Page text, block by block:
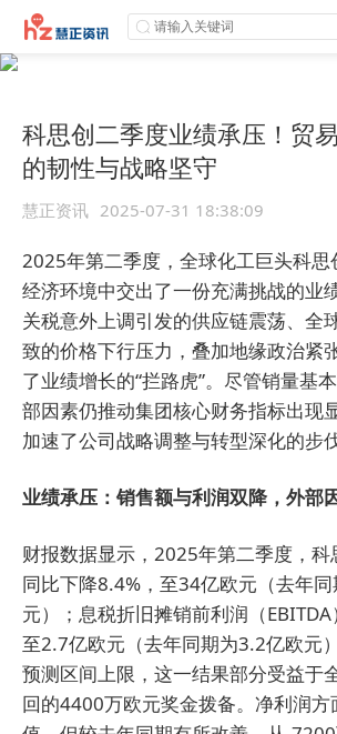
科思创二季度业绩承压！贸
的韧性与战略坚守
慧正资讯 2025-07-31 18:38:09
2025年第二季度，全球化工巨头科思
经济环境中交出了一份充满挑战的业
关税意外上调引发的供应链震荡、全
致的价格下行压力，叠加地缘政治紧
了业绩增长的“拦路虎”。尽管销量基
部因素仍推动集团核心财务指标出现
加速了公司战略调整与转型深化的步伐
业绩承压：销售额与利润双降，外部
财报数据显示，2025年第二季度，
同比下降8.4%，至34亿欧元（去年
元）；息税折旧摊销前利润（EBITDA
至2.7亿欧元（去年同期为3.2亿欧元
预测区间上限，这一结果部分受益于
回的4400万欧元奖金拨备。净利润方